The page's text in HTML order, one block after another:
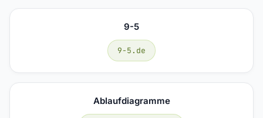
9-5
9-5.de
Ablaufdiagramme